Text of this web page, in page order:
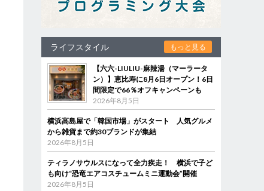
ライフスタイル もっと見る
【六六-LIULIU-麻辣湯（マーラータ
ン）】恵比寿に8月6日オープン！6日
間限定で66％オフキャンペーンも
2026年8月5日
横浜高島屋で「韓国市場」がスタート 人気グルメ
から雑貨まで約30ブランドが集結
2026年8月5日
ティラノサウルスになって全力疾走！ 横浜で子ど
も向け“恐竜エアコスチュームミニ運動会”開催
2026年8月5日